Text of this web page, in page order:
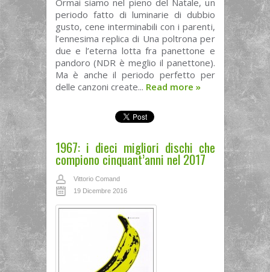
Ormai siamo nel pieno del Natale, un
periodo fatto di luminarie di dubbio
gusto, cene interminabili con i parenti,
l’ennesima replica di Una poltrona per
due e l’eterna lotta fra panettone e
pandoro (NDR è meglio il panettone).
Ma è anche il periodo perfetto per
delle canzoni create... Read more »
1967: i dieci migliori dischi che
compiono cinquant’anni nel 2017
Vittorio Comand
19 Dicembre 2016